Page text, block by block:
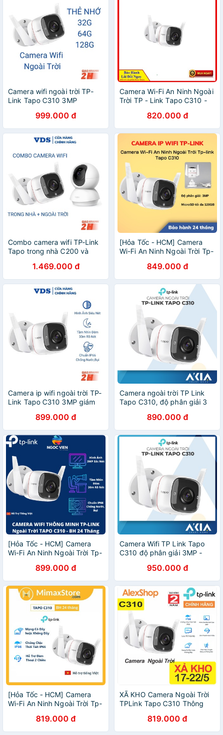
Camera wifi ngoài trời TP-
Link Tapo C310 3MP
kèm thẻ nhớ - VDS SHOP
999.000 đ
Camera Wi-Fi An Ninh Ngoài
Trời TP - Link Tapo C310 -
24 tháng 1 đổi 1
820.000 đ
Combo camera wifi TP-Link
Tapo trong nhà C200 và
phân phối chính hãng-VDS
SHOP
1.469.000 đ
[Hỏa Tốc - HCM] Camera
Wi-Fi An Ninh Ngoài Trời Tp-
Hãng | Bảo Hành 24TH |
LSB Store
849.000 đ
Camera ip wifi ngoài trời TP-
Link Tapo C310 3MP giám
chính hãng - VDS SHOP
899.000 đ
Camera ngoài trời TP Link
Tapo C310, độ phân giải 3
IP66, phát hiện chuyển
động, đàm thoại 2 chiều
890.000 đ
[Hỏa Tốc - HCM] Camera
Wi-Fi An Ninh Ngoài Trời Tp-
Hãng | Bảo Hành 24 TH |
Ngocvien Store
899.000 đ
Camera Wifi TP Link Tapo
C310 độ phân giải 3MP -
nước IP67, Có quay đêm,
Đàm thoại 2 chiều
950.000 đ
[Hỏa Tốc - HCM] Camera
Wi-Fi An Ninh Ngoài Trời Tp-
Hãng | Bảo Hành 24 TH |
Mimax Store
819.000 đ
XÃ KHO Camera Ngoài Trời
TPLink Tapo C310 Thông
Đàm Thoại 2 Chiều Phát
Hiện Chuyển Động
819.000 đ